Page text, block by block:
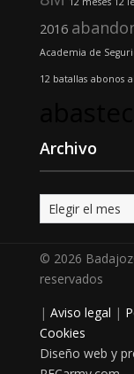
2016
Academia de
12 batallas abonos
Archivo
Archivo
© 2026
reservados
| Aviso legal |
Cookies
Diseño web y